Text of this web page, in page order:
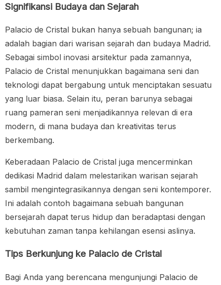
Signifikansi Budaya dan Sejarah
Palacio de Cristal bukan hanya sebuah bangunan; ia
adalah bagian dari warisan sejarah dan budaya Madrid.
Sebagai simbol inovasi arsitektur pada zamannya,
Palacio de Cristal menunjukkan bagaimana seni dan
teknologi dapat bergabung untuk menciptakan sesuatu
yang luar biasa. Selain itu, peran barunya sebagai
ruang pameran seni menjadikannya relevan di era
modern, di mana budaya dan kreativitas terus
berkembang.
Keberadaan Palacio de Cristal juga mencerminkan
dedikasi Madrid dalam melestarikan warisan sejarah
sambil mengintegrasikannya dengan seni kontemporer.
Ini adalah contoh bagaimana sebuah bangunan
bersejarah dapat terus hidup dan beradaptasi dengan
kebutuhan zaman tanpa kehilangan esensi aslinya.
Tips Berkunjung ke Palacio de Cristal
Bagi Anda yang berencana mengunjungi Palacio de